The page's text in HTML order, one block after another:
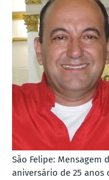
São Felipe: Mensagem
aniversário de 25 anos